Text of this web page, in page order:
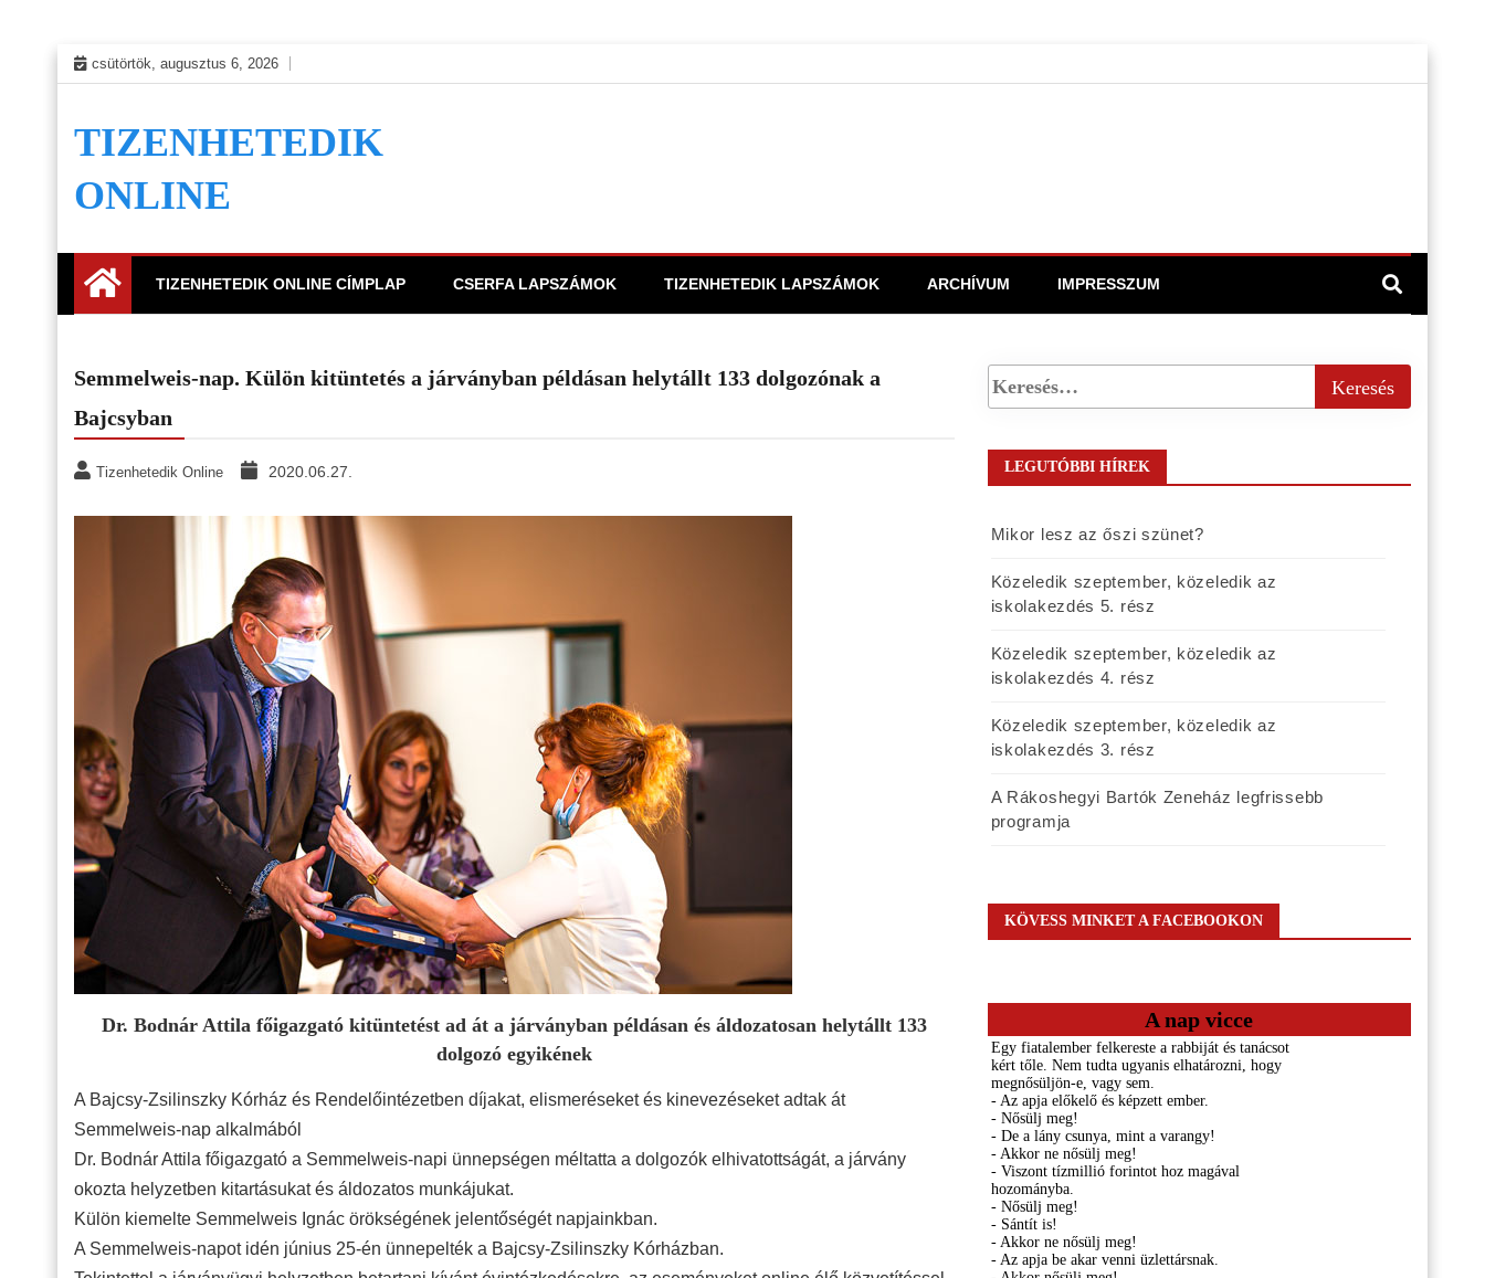
Skip
to
csütörtök, augusztus 6, 2026
TIZENHETEDIK
ONLINE
TIZENHETEDIK ONLINE CÍMPLAP CSERFA LAPSZÁMOK TIZENHETEDIK LAPSZÁMOK ARCHÍVUM IMPRESSZUM
Semmelweis-nap. Külön kitüntetés a járványban példásan helytállt 133 dolgozónak a
Bajcsyban
Tizenhetedik Online 2020.06.27.
Dr. Bodnár Attila főigazgató kitüntetést ad át a járványban példásan és áldozatosan helytállt 133
dolgozó egyikének
A Bajcsy-Zsilinszky Kórház és Rendelőintézetben díjakat, elismeréseket és kinevezéseket adtak át
Semmelweis-nap alkalmából
Dr. Bodnár Attila főigazgató a Semmelweis-napi ünnepségen méltatta a dolgozók elhivatottságát, a járvány
okozta helyzetben kitartásukat és áldozatos munkájukat.
Külön kiemelte Semmelweis Ignác örökségének jelentőségét napjainkban.
A Semmelweis-napot idén június 25-én ünnepelték a Bajcsy-Zsilinszky Kórházban.
LEGUTÓBBI HÍREK
Mikor lesz az őszi szünet?
Közeledik szeptember, közeledik az
iskolakezdés 5. rész
Közeledik szeptember, közeledik az
iskolakezdés 4. rész
Közeledik szeptember, közeledik az
iskolakezdés 3. rész
A Rákoshegyi Bartók Zeneház legfrissebb
programja
KÖVESS MINKET A FACEBOOKON
A nap vicce